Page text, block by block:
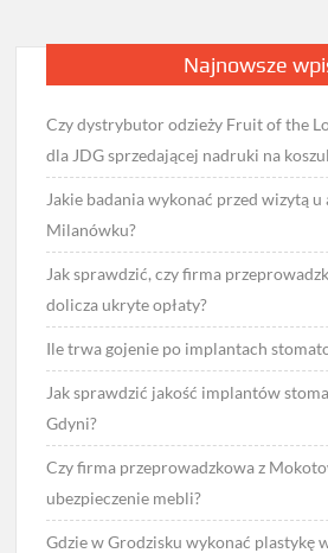
Najnowsze
Czy dystrybutor odzieży Fruit of the
dla JDG sprzedającej nadruki na
Jakie badania wykonać przed wizytą
Milanówku?
Jak sprawdzić, czy firma
dolicza ukryte opłaty?
Ile trwa gojenie po implantach
Jak sprawdzić jakość implantów
Gdyni?
Czy firma przeprowadzkowa z
ubezpieczenie mebli?
Gdzie w Grodzisku wykonać plastykę